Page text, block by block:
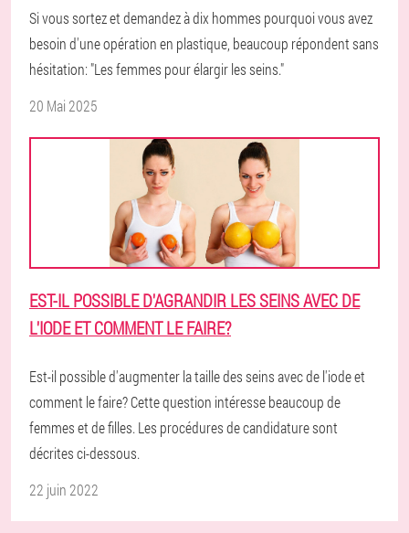
Si vous sortez et demandez à dix hommes pourquoi vous avez
besoin d'une opération en plastique, beaucoup répondent sans
hésitation: "Les femmes pour élargir les seins."
20 Mai 2025
EST-IL POSSIBLE D'AGRANDIR LES SEINS AVEC DE
L'IODE ET COMMENT LE FAIRE?
Est-il possible d'augmenter la taille des seins avec de l'iode et
comment le faire? Cette question intéresse beaucoup de
femmes et de filles. Les procédures de candidature sont
décrites ci-dessous.
22 juin 2022